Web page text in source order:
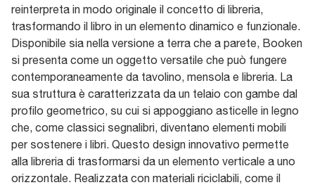
reinterpreta in modo originale il concetto di libreria,
trasformando il libro in un elemento dinamico e funzionale.
Disponibile sia nella versione a terra che a parete, Booken
si presenta come un oggetto versatile che può fungere
contemporaneamente da tavolino, mensola e libreria. La
sua struttura è caratterizzata da un telaio con gambe dal
profilo geometrico, su cui si appoggiano asticelle in legno
che, come classici segnalibri, diventano elementi mobili
per sostenere i libri. Questo design innovativo permette
alla libreria di trasformarsi da un elemento verticale a uno
orizzontale. Realizzata con materiali riciclabili, come il